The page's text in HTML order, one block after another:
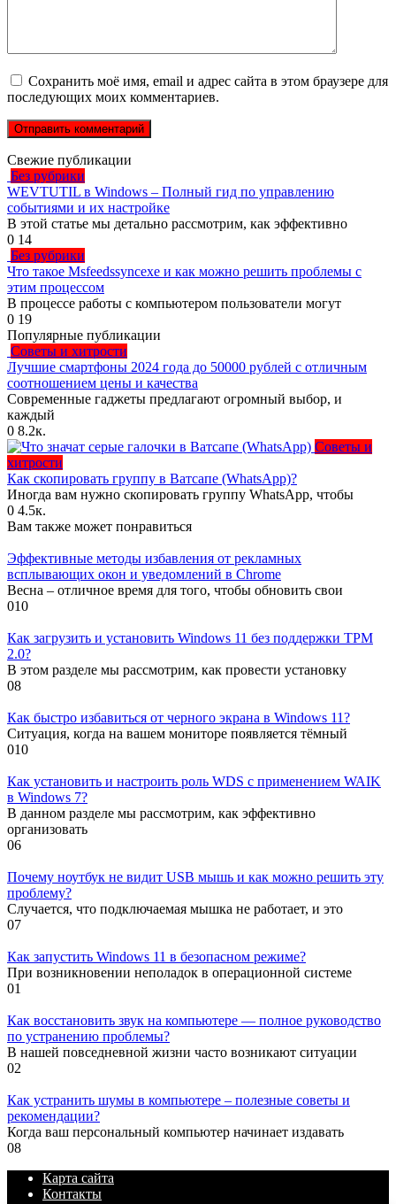
Сохранить моё имя, email и адрес сайта в этом браузере для
последующих моих комментариев.
Свежие публикации
Без рубрики
WEVTUTIL в Windows – Полный гид по управлению
событиями и их настройке
В этой статье мы детально рассмотрим, как эффективно
0 14
Без рубрики
Что такое Msfeedssyncexe и как можно решить проблемы с
этим процессом
В процессе работы с компьютером пользователи могут
0 19
Популярные публикации
Советы и хитрости
Лучшие смартфоны 2024 года до 50000 рублей с отличным
соотношением цены и качества
Современные гаджеты предлагают огромный выбор, и
каждый
0 8.2к.
Советы и
хитрости
Как скопировать группу в Ватсапе (WhatsApp)?
Иногда вам нужно скопировать группу WhatsApp, чтобы
0 4.5к.
Вам также может понравиться
Эффективные методы избавления от рекламных
всплывающих окон и уведомлений в Chrome
Весна – отличное время для того, чтобы обновить свои
010
Как загрузить и установить Windows 11 без поддержки TPM
2.0?
В этом разделе мы рассмотрим, как провести установку
08
Как быстро избавиться от черного экрана в Windows 11?
Ситуация, когда на вашем мониторе появляется тёмный
010
Как установить и настроить роль WDS с применением WAIK
в Windows 7?
В данном разделе мы рассмотрим, как эффективно
организовать
06
Почему ноутбук не видит USB мышь и как можно решить эту
проблему?
Случается, что подключаемая мышка не работает, и это
07
Как запустить Windows 11 в безопасном режиме?
При возникновении неполадок в операционной системе
01
Как восстановить звук на компьютере — полное руководство
по устранению проблемы?
В нашей повседневной жизни часто возникают ситуации
02
Как устранить шумы в компьютере – полезные советы и
рекомендации?
Когда ваш персональный компьютер начинает издавать
08
Карта сайта
Контакты